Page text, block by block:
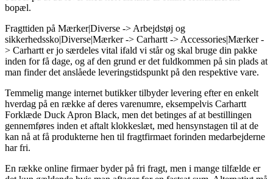
bopæl.
Fragttiden på Mærker|Diverse -> Arbejdstøj og
sikkerhedssko|Diverse|Mærker -> Carhartt -> Accessories|Mærker -
> Carhartt er jo særdeles vital ifald vi står og skal bruge din pakke
inden for få dage, og af den grund er det fuldkommen på sin plads at
man finder det anslåede leveringstidspunkt på den respektive vare.
Temmelig mange internet butikker tilbyder levering efter en enkelt
hverdag på en række af deres varenumre, eksempelvis Carhartt
Forklæde Duck Apron Black, men det betinges af at bestillingen
gennemføres inden et aftalt klokkeslæt, med hensynstagen til at de
kan nå at få produkterne hen til fragtfirmaet forinden medarbejderne
har fri.
En række online firmaer byder på fri fragt, men i mange tilfælde er